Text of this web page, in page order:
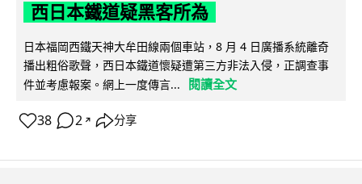
西日本鐵道疑黑客所為
日本福岡西鐵天神大牟田線兩個車站，8 月 4 日廣播系統離奇
播出粗俗歌聲，西日本鐵道懷疑遭第三方非法入侵，正調查事
件並考慮報案。網上一度傳言...
閱讀全文
38 2 ↗ 分享